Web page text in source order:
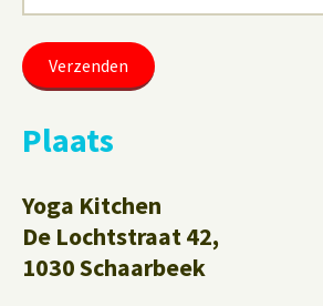
Plaats
Yoga Kitchen
De Lochtstraat 42,
1030 Schaarbeek